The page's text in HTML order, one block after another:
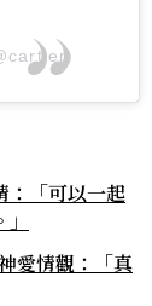
：「可以一起
愛情觀：「真